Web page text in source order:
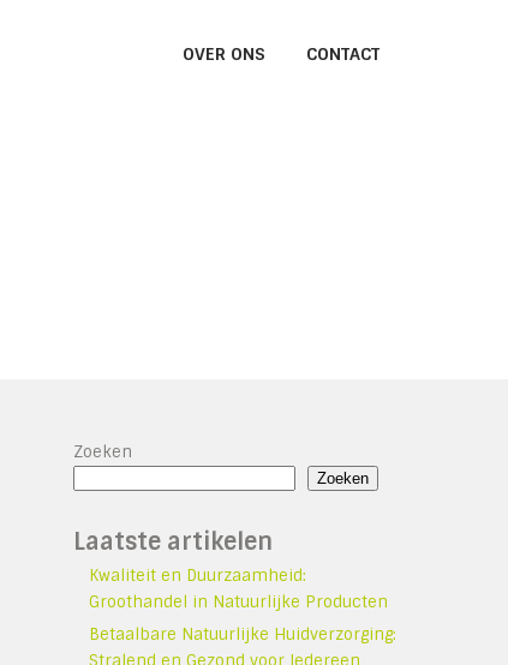
OVER ONS CONTACT
Zoeken
Zoeken
Laatste artikelen
Kwaliteit en Duurzaamheid:
Groothandel in Natuurlijke Producten
Betaalbare Natuurlijke Huidverzorging:
Stralend en Gezond voor Iedereen